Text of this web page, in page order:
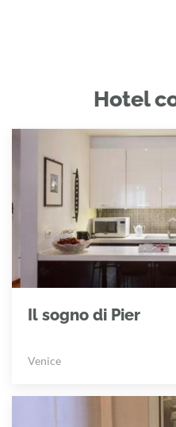
Hotel
Il sogno di Pier
Venice